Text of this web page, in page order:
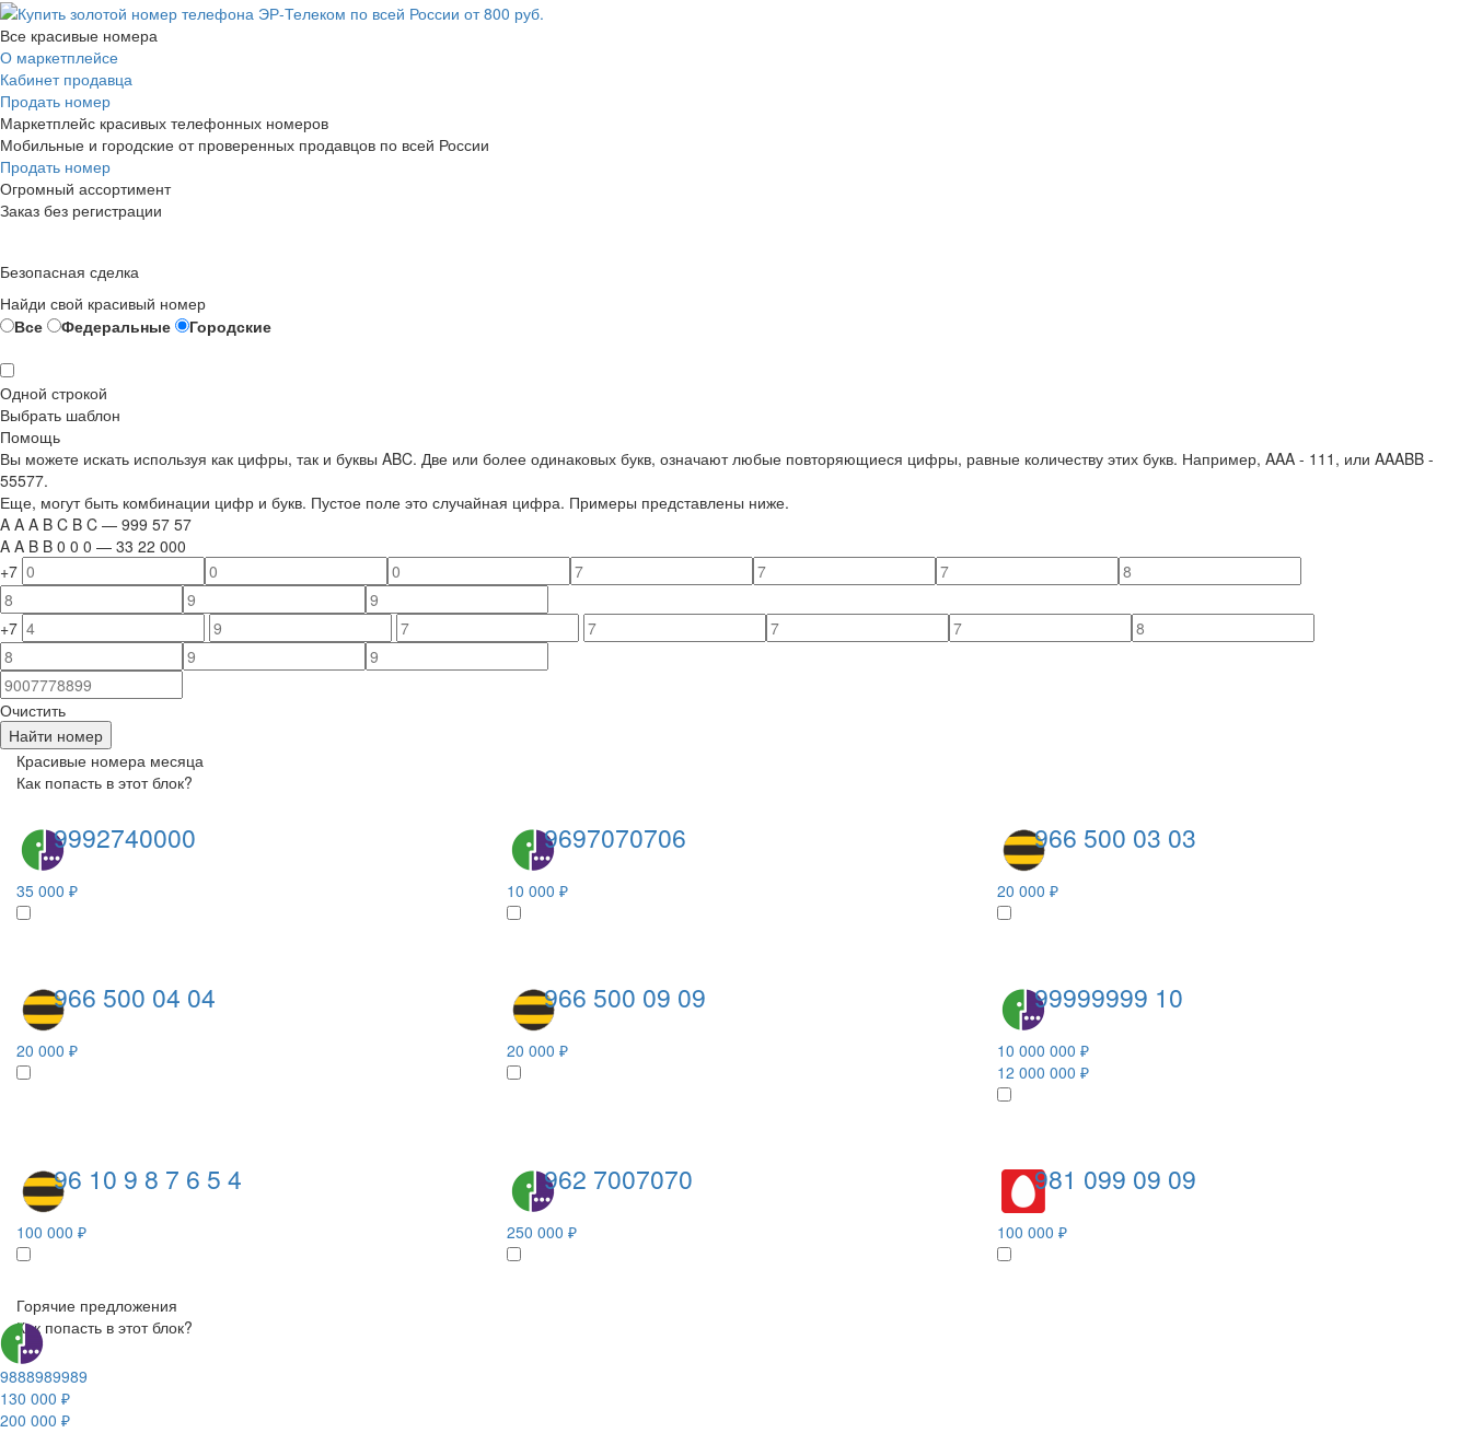
Все красивые номера
О маркетплейсе
Кабинет продавца
Продать номер
Маркетплейс красивых телефонных номеров
Мобильные и городские от проверенных продавцов по всей России
Продать номер
Огромный ассортимент
Заказ без регистрации
Безопасная сделка
Найди свой красивый номер
Все
Федеральные Городские
Одной строкой
Выбрать шаблон
Помощь
Вы можете искать используя как цифры, так и буквы ABC. Две или более одинаковых букв, означают любые повторяющиеся цифры, равные количеству этих букв. Например, AAA - 111 , или AAABB -
55577.
Еще, могут быть комбинации цифр и букв. Пустое поле это случайная цифра. Примеры представлены ниже.
A A A B C B C — 999 57 57
A A B B 0 0 0 — 33 22 000
+7
+7
Очистить
Найти номер
Красивые номера месяца
Как попасть в этот блок?
9992740000
35 000 ₽
9697070706
10 000 ₽
966 500 03 03
20 000 ₽
966 500 04 04
20 000 ₽
966 500 09 09
20 000 ₽
99999999 10
10 000 000 ₽
12 000 000 ₽
96 10 9 8 7 6 5 4
100 000 ₽
962 7007070
250 000 ₽
981 099 09 09
100 000 ₽
Горячие предложения
Как попасть в этот блок?
9888989989
130 000 ₽
200 000 ₽